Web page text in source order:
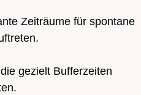
Zeiträume für spontane
gezielt Bufferzeiten